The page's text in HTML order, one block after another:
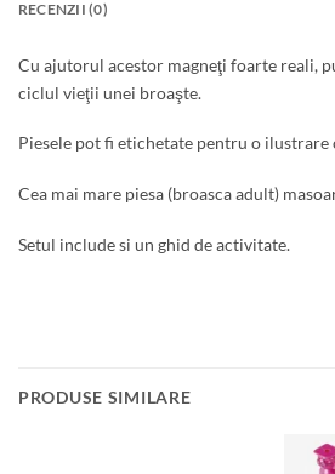
RECENZII (0)
Cu ajutorul acestor magneţi foarte reali,
ciclul vieţii unei broaşte.
Piesele pot fi etichetate pentru o ilustrare
Cea mai mare piesa (broasca adult)
Setul include si un ghid de activitate.
PRODUSE SIMILARE